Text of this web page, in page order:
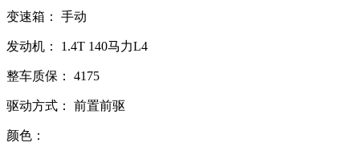
变速箱： 手动
发动机： 1.4T 140马力L4
整车质保： 4175
驱动方式： 前置前驱
颜色：